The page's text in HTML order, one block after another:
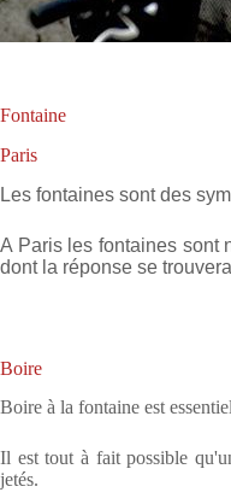
Fontaine
Paris
Les fontaines sont des
A Paris les fontaines sont
dont la réponse se
Boire
Boire à la fontaine est
Il est tout à fait possible
jetés.